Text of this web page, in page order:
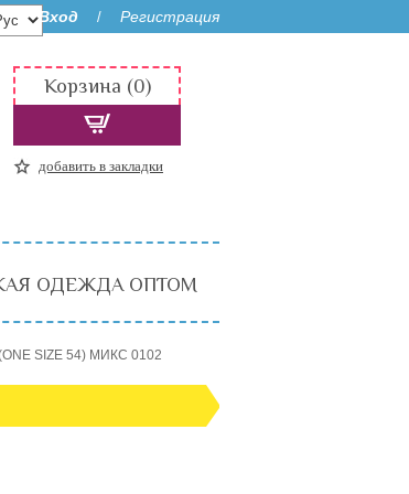
Вход / Регистрация
Корзина (0)
добавить в закладки
ОДЕЖДА ОПТОМ
SIZE 54) МИКС 0102